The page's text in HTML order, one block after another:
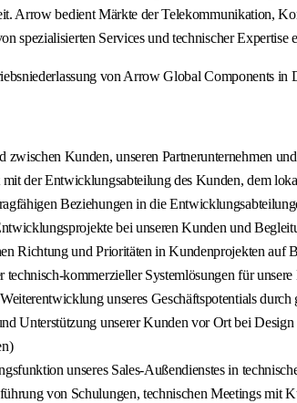
Arrow bedient Märkte der Telekommunikation,
spezialisierten Services und technischer Expertise
von Arrow Global Components in
zwischen Kunden, unseren Partnerunternehmen
der Entwicklungsabteilung des Kunden, dem
Beziehungen in die
bei unseren Kunden und
Richtung und Prioritäten in Kundenprojekten auf
technisch-kommerzieller Systemlösungen für
unseres Geschäftspotentials
Unterstützung unserer Kunden vor Ort bei
unseres Sales-Außendienstes in
von Schulungen, technischen Meetings mit